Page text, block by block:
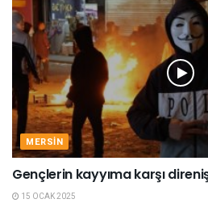
MERSIN
Gençlerin kayyıma karşı
15 OCAK 2025